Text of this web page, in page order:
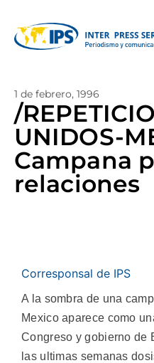
1 de febrero, 1996
/
UNIDOS-
Campana
relaciones
Corresponsal de IPS
A la sombra de una
Mexico aparece como
Congreso y gobierno de
las ultimas semanas